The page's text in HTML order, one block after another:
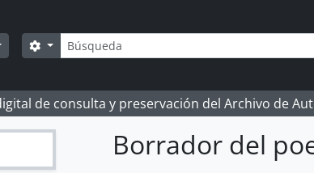
Búsqueda
Search options
de consulta y preservación del Archivo de
Borrador del